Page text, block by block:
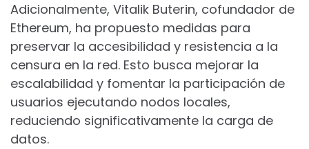
Adicionalmente, Vitalik Buterin, cofundador de
Ethereum, ha propuesto medidas para
preservar la accesibilidad y resistencia a la
censura en la red. Esto busca mejorar la
escalabilidad y fomentar la participación de
usuarios ejecutando nodos locales,
reduciendo significativamente la carga de
datos.